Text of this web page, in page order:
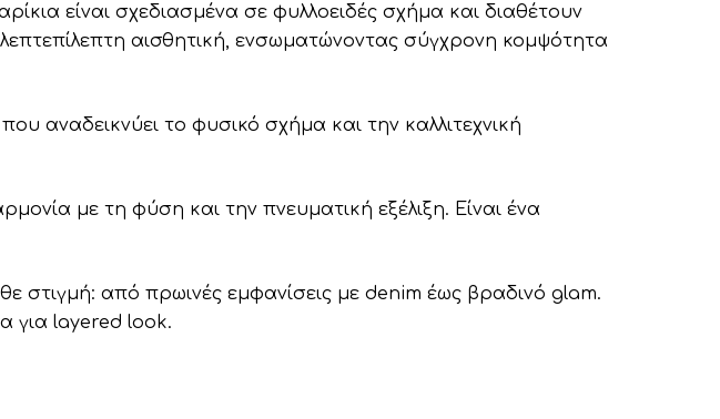
είναι σχεδιασμένα σε φυλλοειδές σχήμα και διαθέτουν
αισθητική, ενσωματώνοντας σύγχρονη κομψότητα
αναδεικνύει το φυσικό σχήμα και την καλλιτεχνική
με τη φύση και την πνευματική εξέλιξη. Είναι ένα
στιγμή: από πρωινές εμφανίσεις με denim έως βραδινό glam.
για layered look.